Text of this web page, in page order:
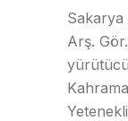
Sakarya
Arş.